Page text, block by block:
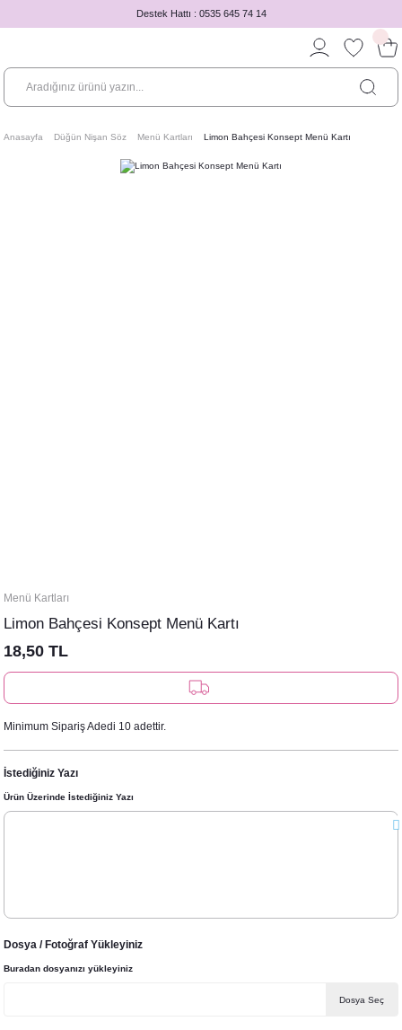
Destek Hattı : 0535 645 74 14
Anasayfa Düğün Nişan Söz Menü Kartları Limon Bahçesi Konsept Menü Kartı
Menü Kartları
Limon Bahçesi Konsept Menü Kartı
18,50 TL
Minimum Sipariş Adedi 10 adettir.
İstediğiniz Yazı
Ürün Üzerinde İstediğiniz Yazı
Dosya / Fotoğraf Yükleyiniz
Buradan dosyanızı yükleyiniz
Dosya Seç